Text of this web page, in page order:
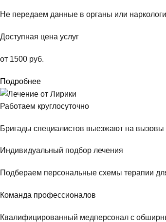
Не передаем данные в органы или
Доступная цена услуг
от 1500 руб.
Подробнее
Работаем круглосуточно
Бригады специалистов выезжают на вызовы
Индивидуальный подбор лечения
Подбераем персональные схемы терапии
Команда профессионалов
Квалифицированный медперсонал с